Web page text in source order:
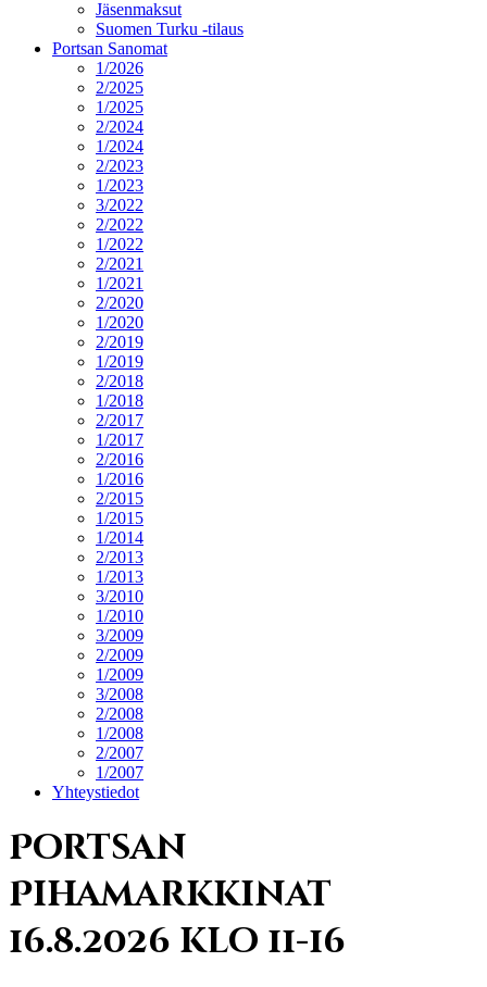
Jäsenmaksut
Suomen Turku -tilaus
Portsan Sanomat
1/2026
2/2025
1/2025
2/2024
1/2024
2/2023
1/2023
3/2022
2/2022
1/2022
2/2021
1/2021
2/2020
1/2020
2/2019
1/2019
2/2018
1/2018
2/2017
1/2017
2/2016
1/2016
2/2015
1/2015
1/2014
2/2013
1/2013
3/2010
1/2010
3/2009
2/2009
1/2009
3/2008
2/2008
1/2008
2/2007
1/2007
Yhteystiedot
Portsan
Pihamarkkinat
16.8.2026 klo 11-16